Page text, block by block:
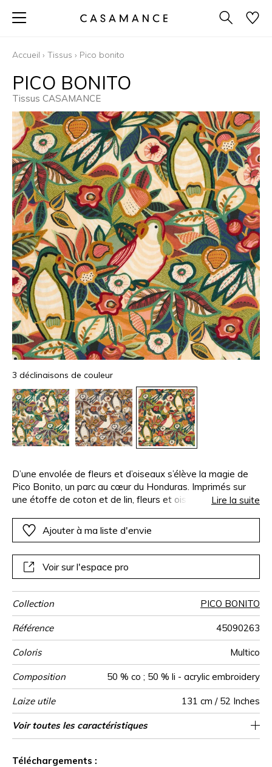
Accueil › Tissus › Pico bonito
PICO BONITO
Tissus CASAMANCE
3 déclinaisons de couleur
D’une envolée de fleurs et d’oiseaux s’élève la magie de
Pico Bonito, un parc au cœur du Honduras. Imprimés sur
une étoffe de coton et de lin, fleurs et oiseaux sont
le contour d’un pétale ou les nervures d’un feuillage, la
broderie intensifie les contrastes des teintes et apporte
PICO BONITO fait chanter les couleurs aux fenêtres et
procure une expérience visuelle d’une grande richesse. Il se
coordonne au papier peint TEHUANA.
Lire la suite
Ajouter à ma liste d'envie
Voir sur l'espace pro
Collection PICO BONITO
Référence 45090263
Coloris Multico
Composition 50 % co ; 50 % li - acrylic embroidery
Laize utile 131 cm / 52 Inches
Raccord Raccord droit
Poids g/m² 286
Performance
Accoustique
aw - 0.15
Usage
Entretien
Pays d'origine Inde
Rapport
Horizontal
66 cm / 26 Inches
Rapport
Vertical
63 cm / 25 Inches
Caractéristiques
Outdoor
Voir toutes les caractéristiques
Téléchargements :